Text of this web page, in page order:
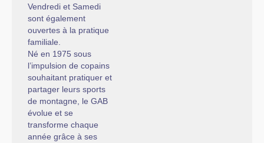
Vendredi et Samedi
sont également
ouvertes à la pratique
familiale.
Né en 1975 sous
l’impulsion de copains
souhaitant pratiquer et
partager leurs sports
de montagne, le GAB
évolue et se
transforme chaque
année grâce à ses